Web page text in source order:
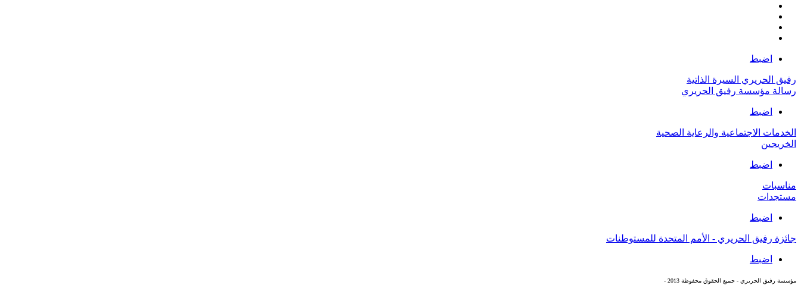
اضبط
رفيق الحريري السيرة الذاتية
رسالة مؤسسة رفيق الحريري
اضبط
الخدمات الاجتماعية والرعاية الصحية
الخريجين
اضبط
مناسبات
مستجدات
اضبط
جائزة رفيق الحريري - الأمم المتحدة للمستوطنات
اضبط
مؤسسة رفيق الحريري - جميع الحقوق محفوظة 2013 -